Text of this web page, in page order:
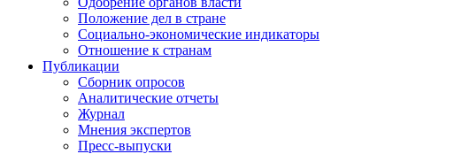
Положение дел в стране
Социально-экономические индикаторы
Отношение к странам
Публикации
Сборник опросов
Аналитические отчеты
Журнал
Мнения экспертов
Пресс-выпуски